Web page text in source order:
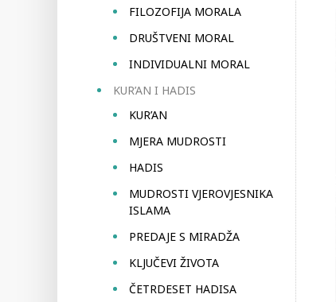
FILOZOFIJA MORALA
DRUŠTVENI MORAL
INDIVIDUALNI MORAL
KUR’AN I HADIS
KUR’AN
MJERA MUDROSTI
HADIS
MUDROSTI VJEROVJESNIKA
ISLAMA
PREDAJE S MIRADŽA
KLJUČEVI ŽIVOTA
ČETRDESET HADISA